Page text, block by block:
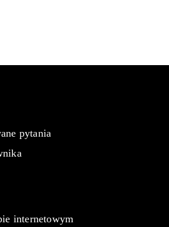
pytania
internetowym